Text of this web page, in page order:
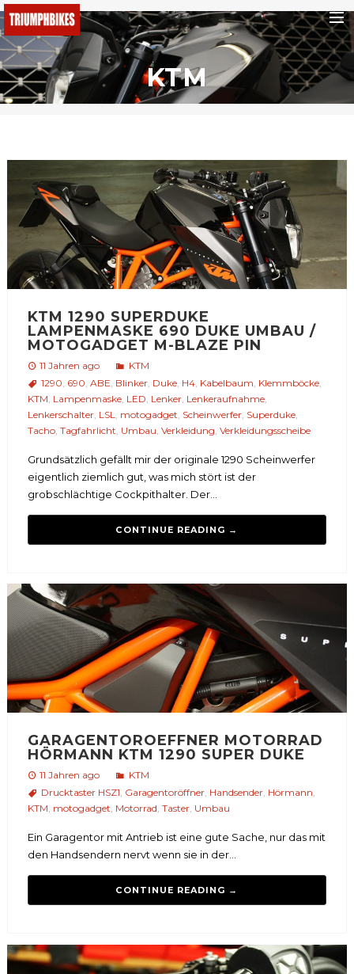
BMW
Ducati
Yamaha
Fantic
Malaguti
Honda
e-bikes
Suchen
KTM
KTM 1290 SUPERDUKE
LAMPENMASKE 690 DUKE UMBAU /
MOTOGADGET M-BLAZE PIN
11 Jahren ago
KTM
1290, 690, ABE, Blinker, Duke, H4, Kabelbaum, Klemmböcke,
KTM, Lampenmaske, LED, Lenker, Lenkeraufnahme,
Lenkerschalter, LSL, motogadget, Scheinwerfer, Superduke,
Tacho, Tagfahrlicht, Umbau, Verkleidung, Verkleidungsscheibe
Grundsätzlich gefällt mir der originale 1290 Scheinwerfer
eigentlich ziemlich gut, was mich stört ist der
grobschlächtige Cockpithalter. Der...
CONTINUE READING →
GARAGENTOROEFFNER MOTORRAD
HÖRMANN KTM 1290 SUPER DUKE
11 Jahren ago
KTM
Drucktaster HSZ1, Garagentoröffner, Handsender, Hörmann,
KTM, motogadget, Motorrad, Taster, Umbau
Ein Garagentor mit Antrieb ist eine gute Sache, nur das mit
den Handsendern nervt wenn sie in der...
CONTINUE READING →